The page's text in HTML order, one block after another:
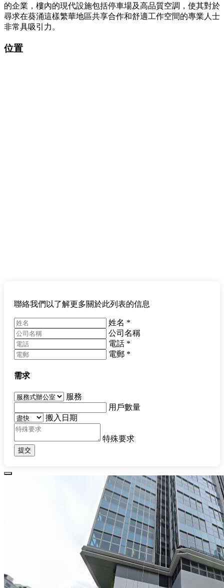
的企業，樓內的現代設施包括停車場及高品質空調，使其對於
尋求在葵涌這樣繁華地區共享合作和舒適工作空間的專業人士
非常具吸引力。
位置
聯絡我們以了解更多關於此列表的信息
姓名 *
公司名稱
電話 *
電郵 *
需求
服務
用戶數量
搬入日期
特殊要求
提交